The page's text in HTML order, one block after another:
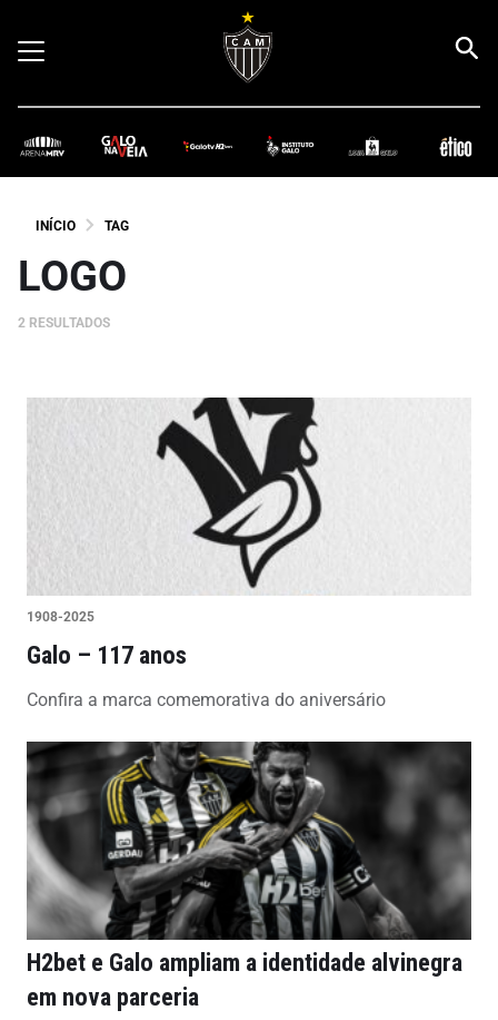
INÍCIO TAG
LOGO
2 RESULTADOS
1908-2025
Galo – 117 anos
Confira a marca comemorativa do aniversário
H2bet e Galo ampliam a identidade alvinegra
em nova parceria